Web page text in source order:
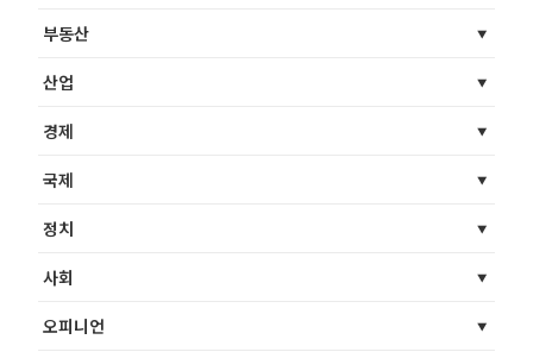
부동산
산업
경제
국제
정치
사회
오피니언